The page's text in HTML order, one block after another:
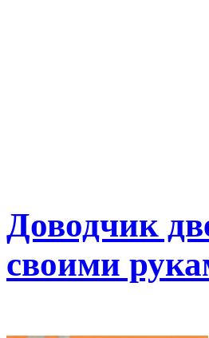
Доводчик
своими